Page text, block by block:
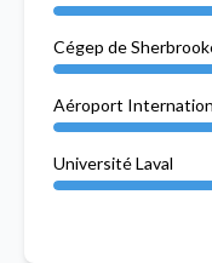
Cégep de
Aéroport
Université Laval